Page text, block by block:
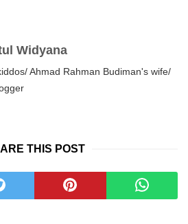
Widyana
Ahmad Rahman Budiman's wife/
THIS POST